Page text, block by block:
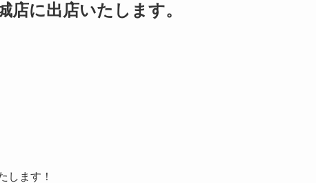
店に出店いたします。
します！